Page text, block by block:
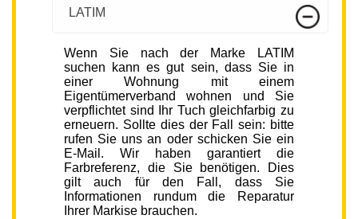
LATIM
Wenn Sie nach der Marke LATIM
suchen kann es gut sein, dass Sie in
einer Wohnung mit einem
Eigentümerverband wohnen und Sie
verpflichtet sind Ihr Tuch gleichfarbig zu
erneuern. Sollte dies der Fall sein: bitte
rufen Sie uns an oder schicken Sie ein
E-Mail. Wir haben garantiert die
Farbreferenz, die Sie benötigen. Dies
gilt auch für den Fall, dass Sie
Informationen rundum die Reparatur
Ihrer Markise brauchen.